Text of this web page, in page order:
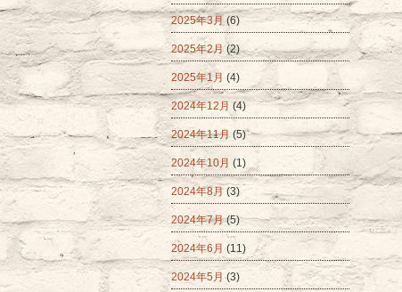
2025年3月(6)
2025年2月(2)
2025年1月 (4)
2024年12月 (4)
2024年11月 (5)
2024年10月 (1)
2024年8月 (3)
2024年7月(5)
2024年6月 (11)
2024年5月 (3)